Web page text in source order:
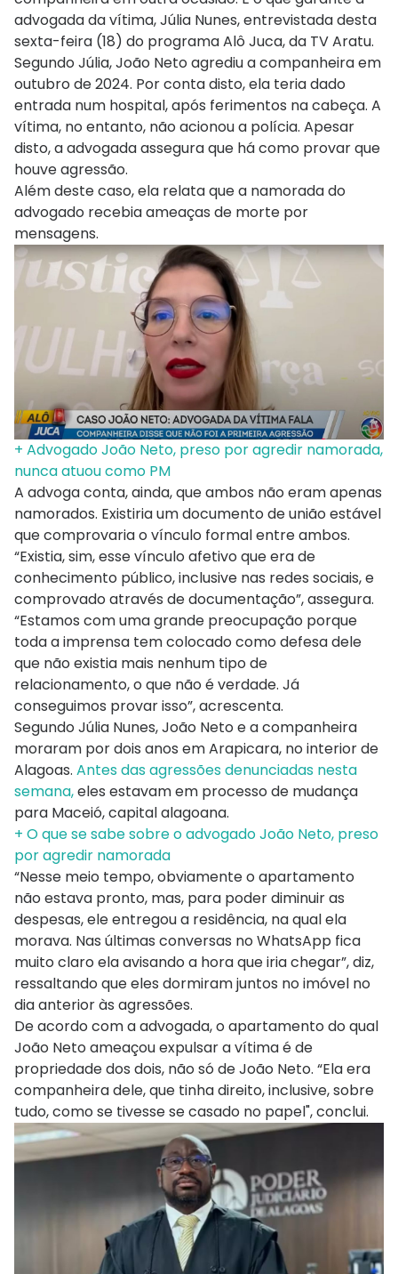
advogada da vítima, Júlia Nunes, entrevistada desta
sexta-feira (18) do programa Alô Juca, da TV Aratu.
Segundo Júlia, João Neto agrediu a companheira em
outubro de 2024. Por conta disto, ela teria dado
entrada num hospital, após ferimentos na cabeça. A
vítima, no entanto, não acionou a polícia. Apesar
disto, a advogada assegura que há como provar que
houve agressão.
Além deste caso, ela relata que a namorada do
advogado recebia ameaças de morte por
mensagens.
+ Advogado João Neto, preso por agredir namorada,
nunca atuou como PM
A advoga conta, ainda, que ambos não eram apenas
namorados. Existiria um documento de união estável
que comprovaria o vínculo formal entre ambos.
“Existia, sim, esse vínculo afetivo que era de
conhecimento público, inclusive nas redes sociais, e
comprovado através de documentação”, assegura.
“Estamos com uma grande preocupação porque
toda a imprensa tem colocado como defesa dele
que não existia mais nenhum tipo de
relacionamento, o que não é verdade. Já
conseguimos provar isso”, acrescenta.
Segundo Júlia Nunes, João Neto e a companheira
moraram por dois anos em Arapicara, no interior de
Alagoas. Antes das agressões denunciadas nesta
semana,eles estavam em processo de mudança
para Maceió, capital alagoana.
+ O que se sabe sobre o advogado João Neto, preso
por agredir namorada
“Nesse meio tempo, obviamente o apartamento
não estava pronto, mas, para poder diminuir as
despesas, ele entregou a residência, na qual ela
morava. Nas últimas conversas no WhatsApp fica
muito claro ela avisando a hora que iria chegar”, diz,
ressaltando que eles dormiram juntos no imóvel no
dia anterior às agressões.
De acordo com a advogada, o apartamento do qual
João Neto ameaçou expulsar a vítima é de
propriedade dos dois, não só de João Neto. “Ela era
companheira dele, que tinha direito, inclusive, sobre
tudo, como se tivesse se casado no papel", conclui.